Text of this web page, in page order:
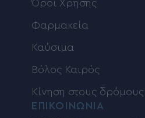
Όροι Χρήσης
Φαρμακεία
Καύσιμα
Βόλος Καιρός
Κίνηση στους
ΕΠΙΚΟΙΝΩΝΙΑ